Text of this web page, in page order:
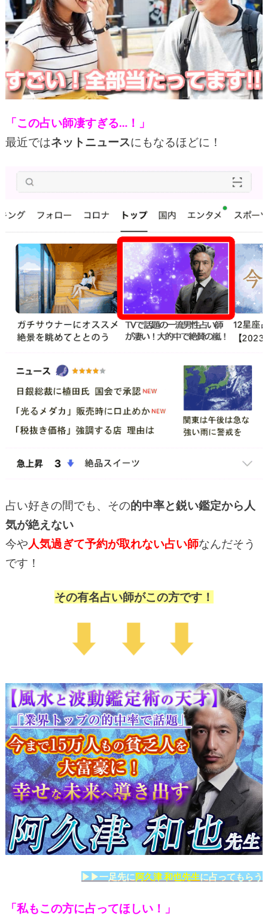
「この占い師凄すぎる…！」
最近ではネットニュースにもなるほどに！
占い好きの間でも、その的中率と鋭い鑑定から人
気が絶えない
今や人気過ぎて予約が取れない占い師なんだそう
です！
その有名占い師がこの方です！
▶▶一足先に阿久津 和也先生に占ってもらう
「私もこの方に占ってほしい！」